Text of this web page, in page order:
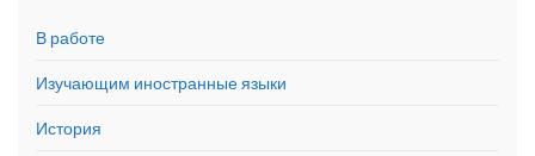
В работе
Изучающим иностранные языки
История